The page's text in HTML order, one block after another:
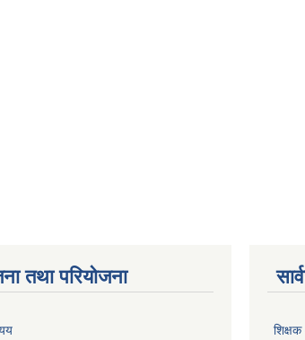
तथा परियोजना